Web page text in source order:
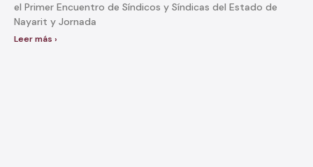
el Primer Encuentro de Síndicos y Síndicas del Estado de
Nayarit y Jornada
Leer más ›